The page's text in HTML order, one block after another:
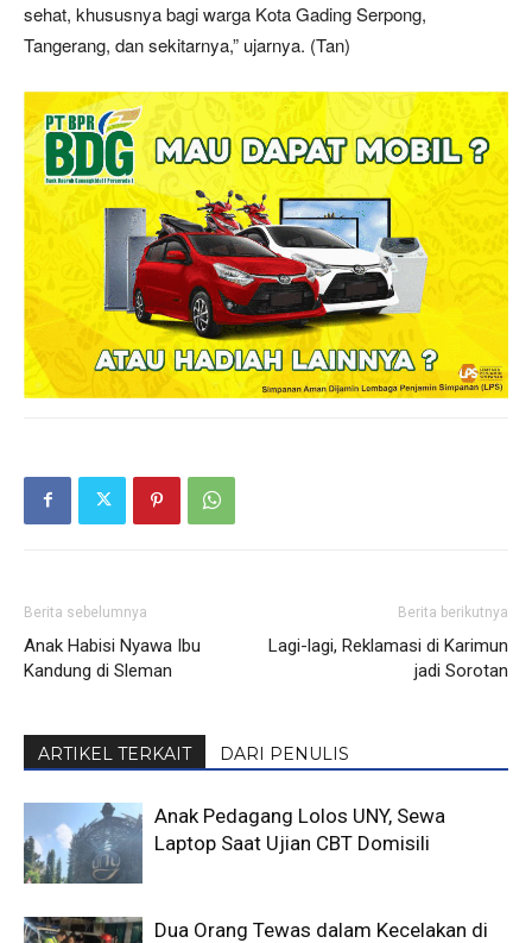
sehat, khususnya bagi warga Kota Gading Serpong,
Tangerang, dan sekitarnya,” ujarnya. (Tan)
Berita sebelumnya
Anak Habisi Nyawa Ibu
Kandung di Sleman
Berita berikutnya
Lagi-lagi, Reklamasi di Karimun
jadi Sorotan
ARTIKEL TERKAIT DARI PENULIS
Anak Pedagang Lolos UNY, Sewa
Laptop Saat Ujian CBT Domisili
Dua Orang Tewas dalam Kecelakan di